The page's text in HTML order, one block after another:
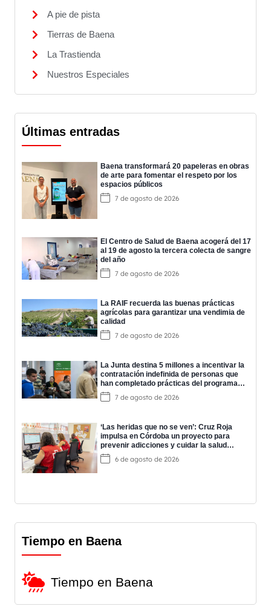
A pie de pista
Tierras de Baena
La Trastienda
Nuestros Especiales
Últimas entradas
Baena transformará 20 papeleras en obras
de arte para fomentar el respeto por los
espacios públicos
7 de agosto de 2026
El Centro de Salud de Baena acogerá del 17
al 19 de agosto la tercera colecta de sangre
del año
7 de agosto de 2026
La RAIF recuerda las buenas prácticas
agrícolas para garantizar una vendimia de
calidad
7 de agosto de 2026
La Junta destina 5 millones a incentivar la
contratación indefinida de personas que
han completado prácticas del programa
EPES
7 de agosto de 2026
‘Las heridas que no se ven’: Cruz Roja
impulsa en Córdoba un proyecto para
prevenir adicciones y cuidar la salud
mental
6 de agosto de 2026
Tiempo en Baena
Tiempo en Baena